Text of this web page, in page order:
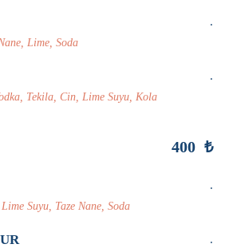
.
Lime, Soda
.
Tekila, Cin, Lime Suyu, Kola
400 ₺
.
Suyu, Taze Nane, Soda
.